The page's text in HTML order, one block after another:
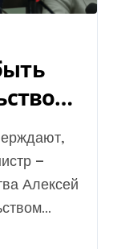
—
Алексей